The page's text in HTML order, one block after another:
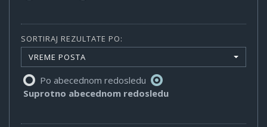
SORTIRAJ REZULTATE PO:
VREME POSTA
Po abecednom redosledu
Suprotno abecednom redosledu